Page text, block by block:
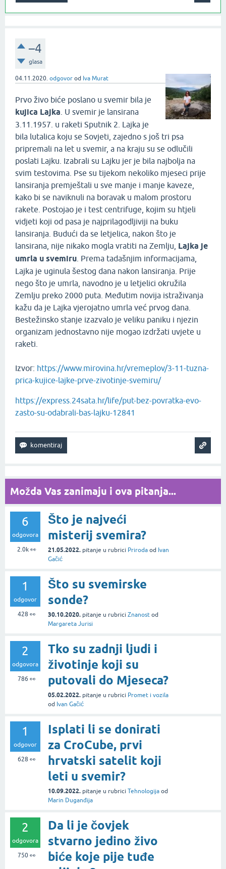
–4
glasa
04.11.2020. odgovor od Iva Murat
Prvo živo biće poslano u svemir bila je
kujica Lajka . U svemir je lansirana
3.11.1957. u raketi Sputnik 2. Lajka je
bila lutalica koju se Sovjeti, zajedno s još tri psa
pripremali na let u svemir, a na kraju su se odlučili
poslati Lajku. Izabrali su Lajku jer je bila najbolja na
svim testovima. Pse su tijekom nekoliko mjeseci prije
lansiranja premještali u sve manje i manje kaveze,
kako bi se naviknuli na boravak u malom prostoru
rakete. Postojao je i test centrifuge, kojim su htjeli
vidjeti koji od pasa je najprilagodljiviji na buku
lansiranja. Budući da se letjelica, nakon što je
lansirana, nije nikako mogla vratiti na Zemlju, Lajka je
umrla u svemiru . Prema tadašnjim informacijama,
Lajka je uginula šestog dana nakon lansiranja. Prije
nego što je umrla, navodno je u letjelici okružila
Zemlju preko 2000 puta. Međutim novija istraživanja
kažu da je Lajka vjerojatno umrla već prvog dana.
Bestežinsko stanje izazvalo je veliku paniku i njezin
organizam jednostavno nije mogao izdržati uvjete u
raketi.
Izvor: https://www.mirovina.hr/vremeplov/3-11-tuzna-
prica-kujice-lajke-prve-zivotinje-svemiru/
https://express.24sata.hr/life/put-bez-povratka-evo-
zasto-su-odabrali-bas-lajku-12841
Možda Vas zanimaju i ova pitanja...
6
odgovora
2.0k👀
Što je najveći
misterij svemira?
21.05.2022. pitanje u rubrici Priroda od Ivan
Gačić
1
odgovor
428 👀
Što su svemirske
sonde?
30.10.2020. pitanje u rubrici Znanost od
Margareta Jurisi
2
odgovora
786 👀
Tko su zadnji ljudi i
životinje koji su
putovali do Mjeseca?
05.02.2022. pitanje u rubrici Promet i vozila
od Ivan Gačić
1
odgovor
628 👀
Isplati li se donirati
za CroCube, prvi
hrvatski satelit koji
leti u svemir?
10.09.2022. pitanje u rubrici Tehnologija od
Marin Duganđija
2
odgovora
750👀
Da li je čovjek
stvarno jedino živo
biće koje pije tuđe